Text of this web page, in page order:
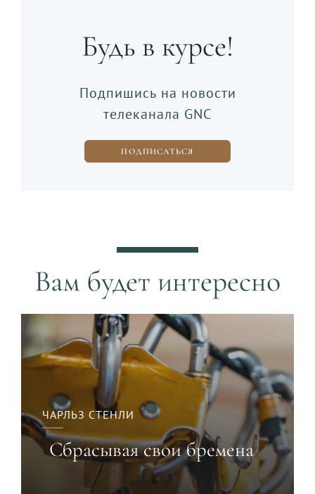
Будь в курсе!
Подпишись на новости
телеканала GNC
ПОДПИСАТЬСЯ
Вам будет интересно
ЧАРЛЬЗ СТЕНЛИ
Сбрасывая свои бремена